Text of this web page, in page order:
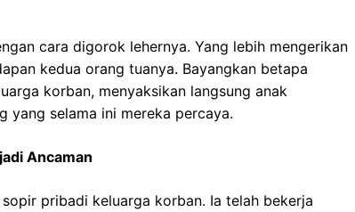
cara digorok lehernya. Yang lebih mengerikan
kedua orang tuanya. Bayangkan betapa
korban, menyaksikan langsung anak
yang selama ini mereka percaya.
Ancaman
pribadi keluarga korban. Ia telah bekerja